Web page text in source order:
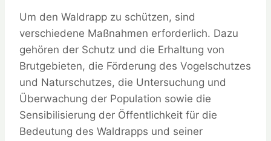
Um den Waldrapp zu schützen, sind
verschiedene Maßnahmen erforderlich. Dazu
gehören der Schutz und die Erhaltung von
Brutgebieten, die Förderung des Vogelschutzes
und Naturschutzes, die Untersuchung und
Überwachung der Population sowie die
Sensibilisierung der Öffentlichkeit für die
Bedeutung des Waldrapps und seiner